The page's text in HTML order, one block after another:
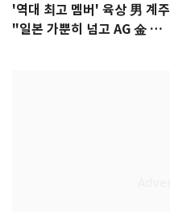
'역대 최고 멤버' 육상 男 계주
"일본 가뿐히 넘고 AG 金 따겠